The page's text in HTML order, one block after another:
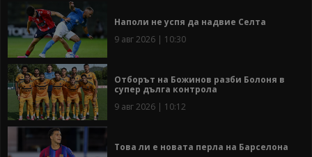
Наполи не успя да надвие Селта
9 авг 2026 | 10:30
Отборът на Божинов разби Болоня в
супер дълга контрола
9 авг 2026 | 10:12
Това ли е новата перла на Барселона